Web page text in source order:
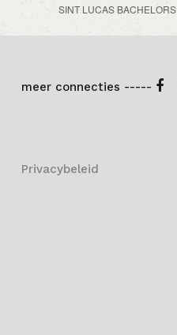
SINT LUCAS BACHELORS
meer connecties -----
Privacybeleid